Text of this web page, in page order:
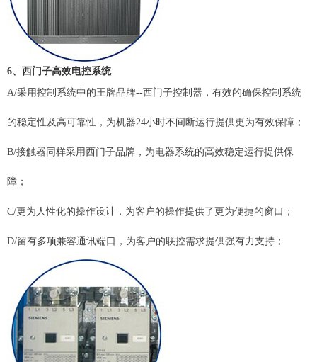
6、 西门子高效电控系统
A/采用控制系统中的王牌品牌--西门子控制器，有效的确保控制系统
的稳定性及高可靠性，为机器24小时不间断运行提供更为有效保障；
B/接触器同样采用西门子品牌，为电器系统的高效稳定运行提供保
障；
C/更为人性化的操作设计，为客户的操作提供了更为便捷的窗口；
D/留有多项兼容通讯端口，为客户的联控需求提供强有力支持；